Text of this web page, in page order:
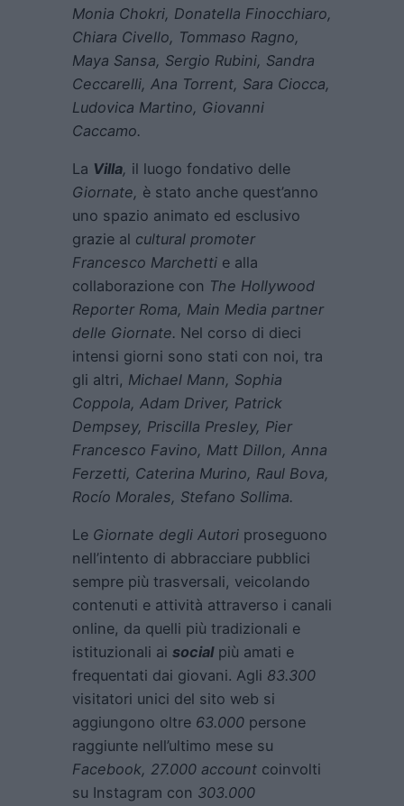
Monia Chokri, Donatella Finocchiaro,
Chiara Civello, Tommaso Ragno,
Maya Sansa, Sergio Rubini, Sandra
Ceccarelli, Ana Torrent, Sara Ciocca,
Ludovica Martino, Giovanni
Caccamo.
La Villa, il luogo fondativo delle
Giornate, è stato anche quest’anno
uno spazio animato ed esclusivo
grazie al cultural promoter
Francesco Marchetti e alla
collaborazione con The Hollywood
Reporter Roma, Main Media partner
delle Giornate. Nel corso di dieci
intensi giorni sono stati con noi, tra
gli altri, Michael Mann, Sophia
Coppola, Adam Driver, Patrick
Dempsey, Priscilla Presley, Pier
Francesco Favino, Matt Dillon, Anna
Ferzetti, Caterina Murino, Raul Bova,
Rocío Morales, Stefano Sollima.
Le Giornate degli Autori proseguono
nell’intento di abbracciare pubblici
sempre più trasversali, veicolando
contenuti e attività attraverso i canali
online, da quelli più tradizionali e
istituzionali ai socialpiù amati e
frequentati dai giovani. Agli 83.300
visitatori unici del sito web si
aggiungono oltre 63.000 persone
raggiunte nell’ultimo mese su
Facebook, 27.000 account coinvolti
su Instagram con 303.000